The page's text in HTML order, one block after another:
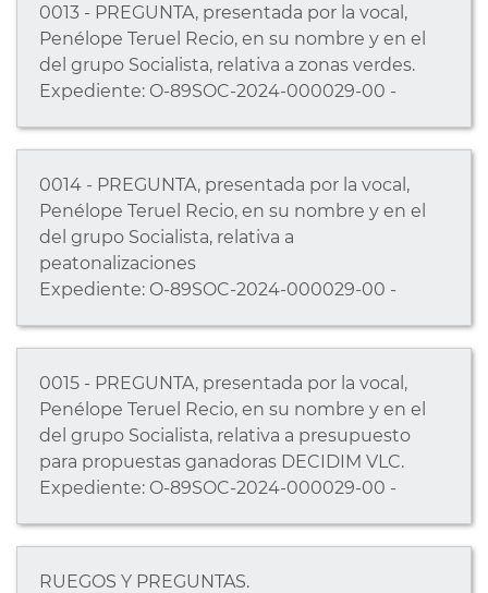
0013 - PREGUNTA, presentada por la vocal,
Penélope Teruel Recio, en su nombre y en el
del grupo Socialista, relativa a zonas verdes.
Expediente: O-89SOC-2024-000029-00 -
0014 - PREGUNTA, presentada por la vocal,
Penélope Teruel Recio, en su nombre y en el
del grupo Socialista, relativa a
peatonalizaciones
Expediente: O-89SOC-2024-000029-00 -
0015 - PREGUNTA, presentada por la vocal,
Penélope Teruel Recio, en su nombre y en el
del grupo Socialista, relativa a presupuesto
para propuestas ganadoras DECIDIM VLC.
Expediente: O-89SOC-2024-000029-00 -
RUEGOS Y PREGUNTAS.